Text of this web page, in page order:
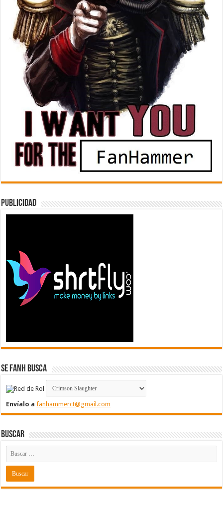
Publicidad
Se FanH Busca
Envíalo afanhammerct@gmail.com
Buscar